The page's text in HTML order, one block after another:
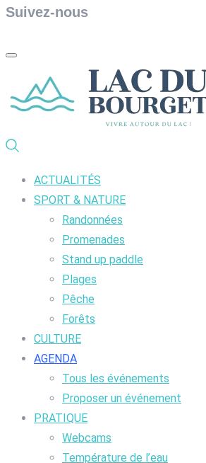
Suivez-nous
ACTUALITÉS
SPORT & NATURE
Randonnées
Promenades
Stand up paddle
Plages
Pêche
Forêts
CULTURE
AGENDA
Tous les événements
Proposer un événement
PRATIQUE
Webcams
Température de l’eau